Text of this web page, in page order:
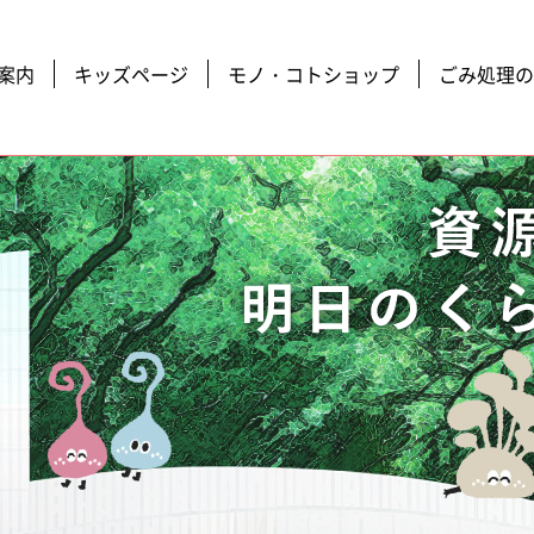
内 キッズページ モノ・コトショップ ごみ処理